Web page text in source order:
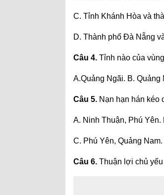
C. Tỉnh Khánh Hòa và
D. Thành phố Đà Nẵng
Câu 4. Tỉnh nào của
A.Quảng Ngãi. B. Quảng
Câu 5. Nạn hạn hán kéo
A. Ninh Thuận, Phú
C. Phú Yên, Quảng
Câu 6. Thuận lợi chủ